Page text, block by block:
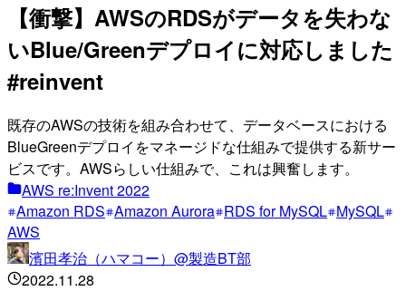
【衝撃】AWSのRDSがデータを失わな
いBlue/Greenデプロイに対応しました
#reinvent
既存のAWSの技術を組み合わせて、データベースにおける
BlueGreenデプロイをマネージドな仕組みで提供する新サー
ビスです。AWSらしい仕組みで、これは興奮します。
AWS re:Invent 2022
Amazon RDS Amazon Aurora RDS for MySQL MySQL
AWS
濱田孝治（ハマコー）@製造BT部
2022.11.28